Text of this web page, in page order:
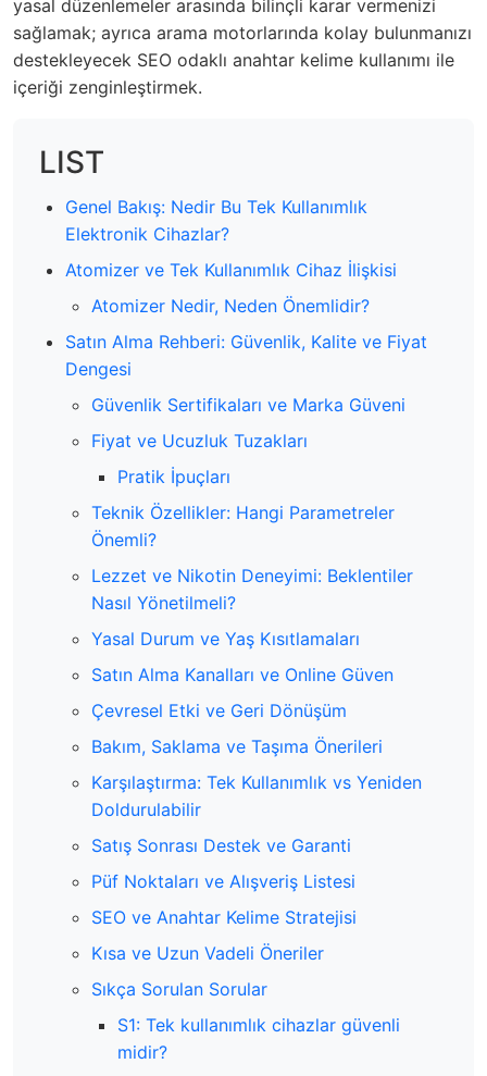
yasal düzenlemeler arasında bilinçli karar vermenizi
sağlamak; ayrıca arama motorlarında kolay bulunmanızı
destekleyecek SEO odaklı anahtar kelime kullanımı ile
içeriği zenginleştirmek.
LIST
Genel Bakış: Nedir Bu Tek Kullanımlık
Elektronik Cihazlar?
Atomizer ve Tek Kullanımlık Cihaz İlişkisi
Atomizer Nedir, Neden Önemlidir?
Satın Alma Rehberi: Güvenlik, Kalite ve Fiyat
Dengesi
Güvenlik Sertifikaları ve Marka Güveni
Fiyat ve Ucuzluk Tuzakları
Pratik İpuçları
Teknik Özellikler: Hangi Parametreler
Önemli?
Lezzet ve Nikotin Deneyimi: Beklentiler
Nasıl Yönetilmeli?
Yasal Durum ve Yaş Kısıtlamaları
Satın Alma Kanalları ve Online Güven
Çevresel Etki ve Geri Dönüşüm
Bakım, Saklama ve Taşıma Önerileri
Karşılaştırma: Tek Kullanımlık vs Yeniden
Doldurulabilir
Satış Sonrası Destek ve Garanti
Püf Noktaları ve Alışveriş Listesi
SEO ve Anahtar Kelime Stratejisi
Kısa ve Uzun Vadeli Öneriler
Sıkça Sorulan Sorular
S1: Tek kullanımlık cihazlar güvenli
midir?